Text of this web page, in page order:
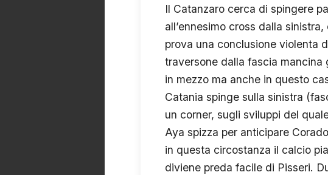
Il Catanzaro cerca di spingere
all’ennesimo cross dalla
prova una conclusione violenta
traversone dalla fascia mancina
in mezzo ma anche in questo
Catania spinge sulla sinistra
un corner, sugli sviluppi del
Aya spizza per anticipare
in questa circostanza il calcio
diviene preda facile di Pisseri.